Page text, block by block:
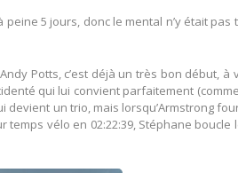
5 jours, donc le mental n’y était pas
Potts, c’est déjà un très bon début, à
qui lui convient parfaitement
un trio, mais lorsqu’Armstrong
vélo en 02:22:39, Stéphane boucle